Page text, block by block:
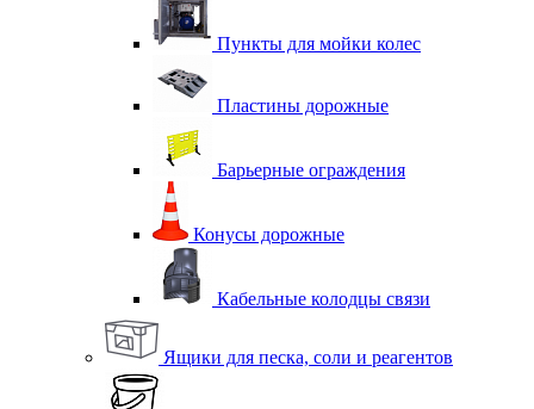
Пункты для мойки колес
Пластины дорожные
Барьерные ограждения
Конусы дорожные
Кабельные колодцы связи
Ящики для песка, соли и реагентов